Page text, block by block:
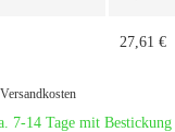
27,61 €
7-14 Tage mit Bestickung